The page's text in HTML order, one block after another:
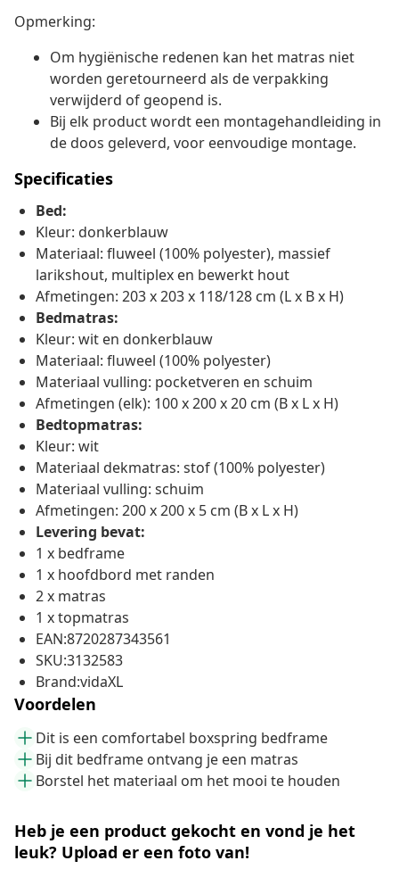
Opmerking:
Om hygiënische redenen kan het matras niet
worden geretourneerd als de verpakking
verwijderd of geopend is.
Bij elk product wordt een montagehandleiding in
de doos geleverd, voor eenvoudige montage.
Specificaties
Bed:
Kleur: donkerblauw
Materiaal: fluweel (100% polyester), massief
larikshout, multiplex en bewerkt hout
Afmetingen: 203 x 203 x 118/128 cm (L x B x H)
Bedmatras:
Kleur: wit en donkerblauw
Materiaal: fluweel (100% polyester)
Materiaal vulling: pocketveren en schuim
Afmetingen (elk): 100 x 200 x 20 cm (B x L x H)
Bedtopmatras:
Kleur: wit
Materiaal dekmatras: stof (100% polyester)
Materiaal vulling: schuim
Afmetingen: 200 x 200 x 5 cm (B x L x H)
Levering bevat:
1 x bedframe
1 x hoofdbord met randen
2 x matras
1 x topmatras
EAN:8720287343561
SKU:3132583
Brand:vidaXL
Voordelen
Dit is een comfortabel boxspring bedframe
Bij dit bedframe ontvang je een matras
Borstel het materiaal om het mooi te houden
Heb je een product gekocht en vond je het
leuk? Upload er een foto van!